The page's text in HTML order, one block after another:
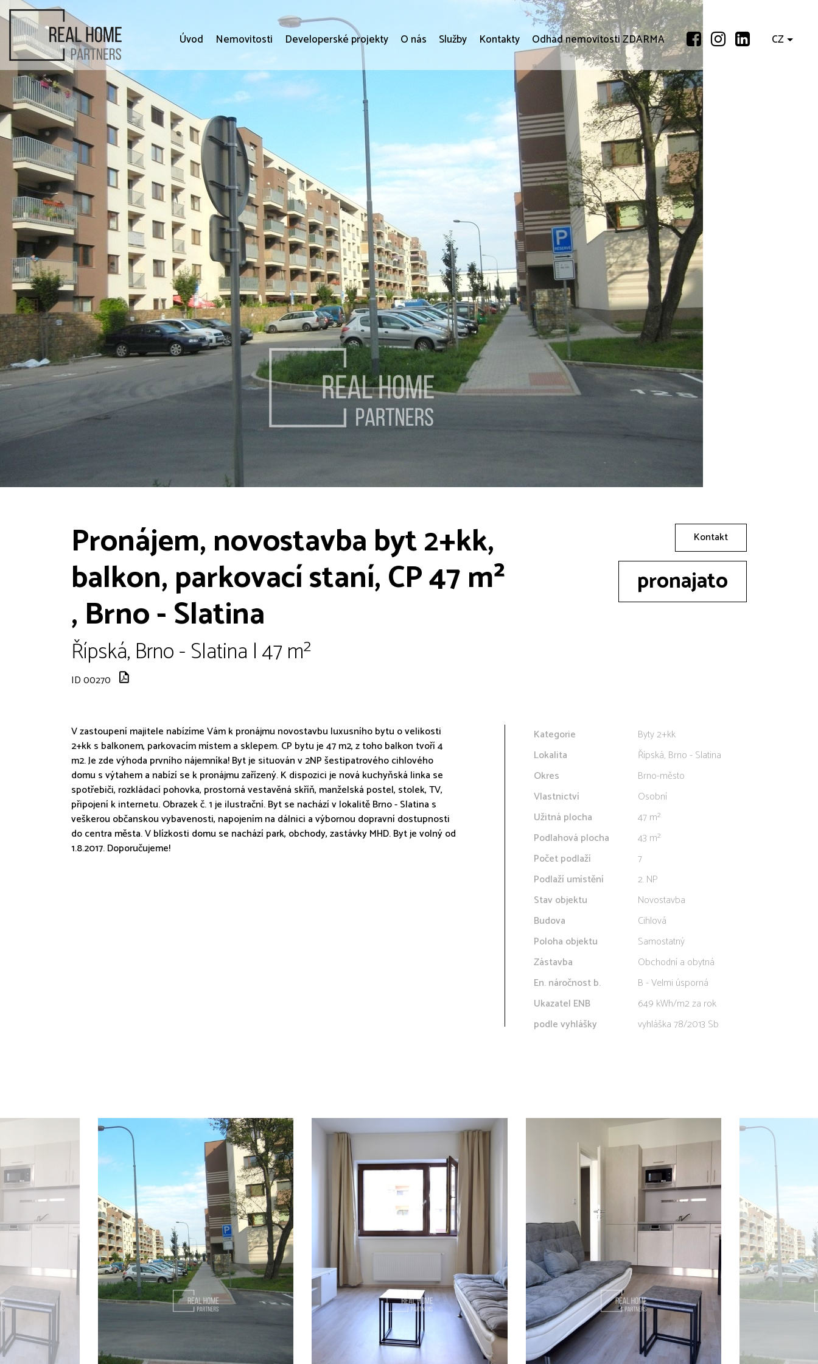
Úvod Nemovitosti Developerské projekty O nás Služby Kontakty Odhad nemovitosti ZDARMA CZ
Pronájem, novostavba byt 2+kk,
balkon, parkovací staní, CP 47 m²
, Brno - Slatina
Řípská, Brno - Slatina | 47 m²
ID 00270
Kontakt
pronajato
V zastoupení majitele nabízíme Vám k pronájmu novostavbu luxusního bytu o velikosti
2+kk s balkonem, parkovacím místem a sklepem. CP bytu je 47 m2, z toho balkon tvoří 4
m2. Je zde výhoda prvního nájemníka! Byt je situován v 2NP šestipatrového cihlového
domu s výtahem a nabízí se k pronájmu zařízený. K dispozici je nová kuchyňská linka se
spotřebiči, rozkládací pohovka, prostorná vestavěná skříň, manželská postel, stolek, TV,
připojení k internetu. Obrazek č. 1 je ilustrační. Byt se nachází v lokalitě Brno - Slatina s
veškerou občanskou vybavenosti, napojením na dálnici a výbornou dopravní dostupnosti
do centra města. V blízkosti domu se nachází park, obchody, zastávky MHD. Byt je volný od
1.8.2017. Doporučujeme!
Kategorie
Byty 2+kk
Lokalita
Řípská, Brno - Slatina
Okres
Brno-město
Vlastnictví
Osobní
Užitná plocha
47 m²
Podlahová plocha
43 m²
Počet podlaží
7
Podlaží umístění
2. NP
Stav objektu
Novostavba
Budova
Cihlová
Poloha objektu
Samostatný
Zástavba
Obchodní a obytná
En. náročnost b.
B - Velmi úsporná
Ukazatel ENB
649 kWh/m2 za rok
podle vyhlášky
vyhláška 78/2013 Sb